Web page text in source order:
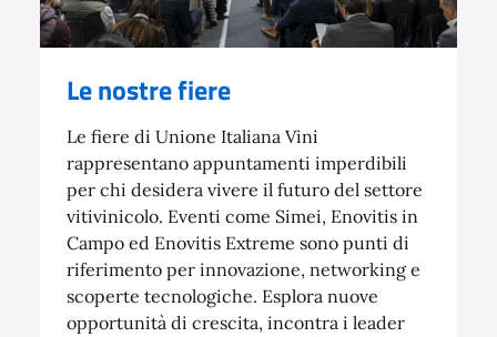
Le nostre fiere
Le fiere di Unione Italiana Vini
rappresentano appuntamenti imperdibili
per chi desidera vivere il futuro del settore
vitivinicolo. Eventi come Simei, Enovitis in
Campo ed Enovitis Extreme sono punti di
riferimento per innovazione, networking e
scoperte tecnologiche. Esplora nuove
opportunità di crescita, incontra i leader